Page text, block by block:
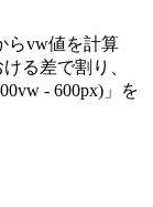
らvw値を計算
る差で割り、
- 600px)」を